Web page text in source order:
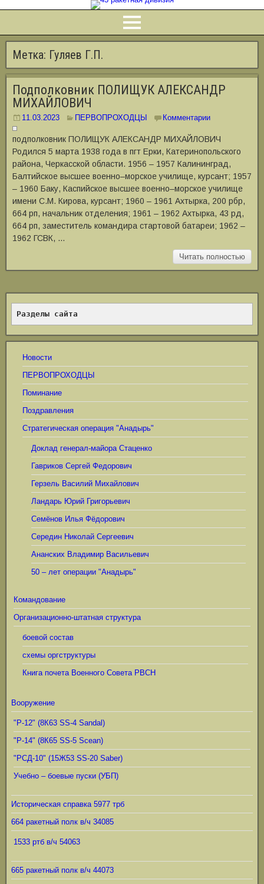
Метка: Гуляев Г.П.
Подполковник ПОЛИЩУК АЛЕКСАНДР
МИХАЙЛОВИЧ
11.03.2023 ПЕРВОПРОХОДЦЫ Комментарии
подполковник ПОЛИЩУК АЛЕКСАНДР МИХАЙЛОВИЧ
Родился 5 марта 1938 года в пгт Ерки, Катеринопольского
района, Черкасской области. 1956 ‒ 1957 Калининград,
Балтийское высшее военно‒морское училище, курсант; 1957
‒ 1960 Баку, Каспийское высшее военно‒морское училище
имени С.М. Кирова, курсант; 1960 ‒ 1961 Ахтырка, 200 рбр,
664 рп, начальник отделения; 1961 ‒ 1962 Ахтырка, 43 рд,
664 рп, заместитель командира стартовой батареи; 1962 ‒
1962 ГСВК, …
Читать полностью
Разделы сайта
Новости
ПЕРВОПРОХОДЦЫ
Поминание
Поздравления
Стратегическая операция "Анадырь"
Доклад генерал-майора Стаценко
Гавриков Сергей Федорович
Герзель Василий Михайлович
Ландарь Юрий Григорьевич
Семёнов Илья Фёдорович
Середин Николай Сергеевич
Ананских Владимир Васильевич
50 – лет операции "Анадырь"
Командование
Организационно-штатная структура
боевой состав
схемы оргструктуры
Книга почета Военного Совета РВСН
Вооружение
"Р-12" (8К63 SS-4 Sandal)
"Р-14" (8К65 SS-5 Scean)
"РСД-10" (15Ж53 SS-20 Saber)
Учебно – боевые пуски (УБП)
Историческая справка 5977 трб
664 ракетный полк в/ч 34085
1533 ртб в/ч 54063
665 ракетный полк в/ч 44073